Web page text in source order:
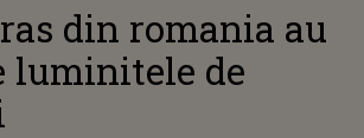
din romania au
luminitele de